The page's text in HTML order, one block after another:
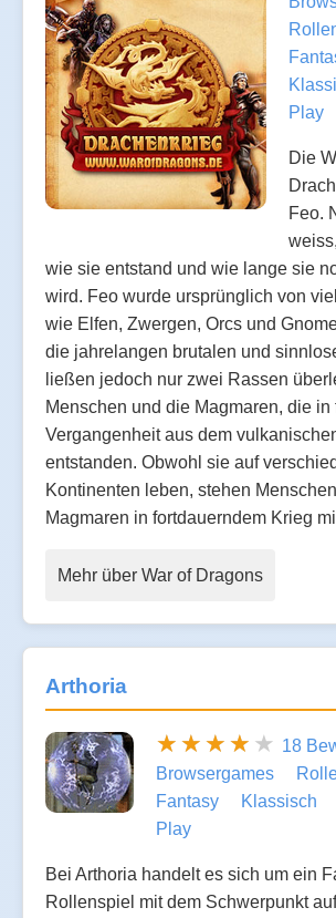
Play
Die
Feo.
wie sie entstand und wie lange sie
wird. Feo wurde ursprünglich von
wie Elfen, Zwergen, Orcs und
die jahrelangen brutalen und
ließen jedoch nur zwei Rassen
Menschen und die Magmaren, die in
Vergangenheit aus dem
entstanden. Obwohl sie auf
Kontinenten leben, stehen
Magmaren in fortdauerndem Krieg
Mehr über War of Dragons
Arthoria
18
Browsergames
Fantasy
Klassisch
Play
Bei Arthoria handelt es sich um ein
Rollenspiel mit dem Schwerpunkt